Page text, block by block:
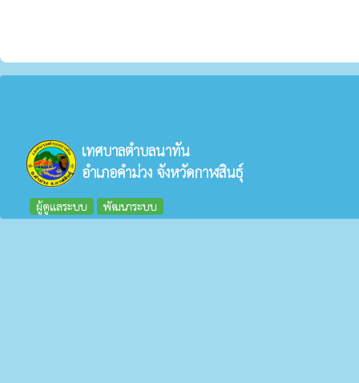
เทศบาลตำบลนาทัน
อำเภอคำม่วง จังหวัดกาฬสินธุ์
ผู้ดูแลระบบ พัฒนาระบบ